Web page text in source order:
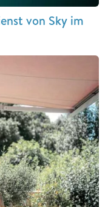
von Sky im